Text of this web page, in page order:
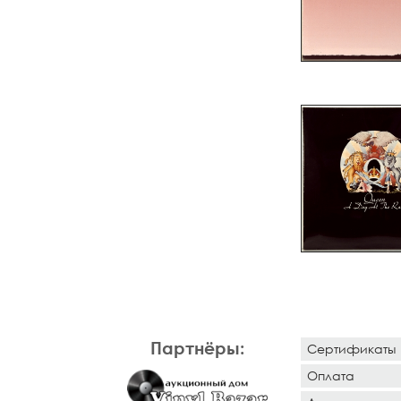
Партнёры:
Сертификаты
Оплата